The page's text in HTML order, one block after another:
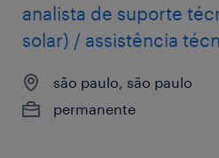
analista de suporte
solar) / assistência
são paulo, são paulo
permanente